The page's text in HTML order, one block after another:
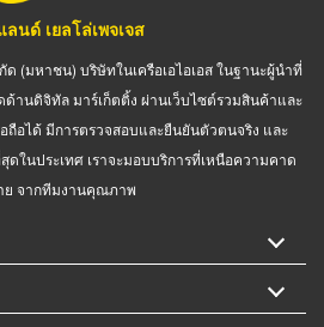
ลนด์ เยลโล่เพจเจส
ด (มหาชน) บริษัทในเครือเอไอเอส ในฐานะผู้นำที่
านดิจิทัล มาร์เก็ตติ้ง ผ่านเว็บไซต์รวมสินค้าและ
ถือได้ มีการตรวจสอบและยืนยันตัวตนจริง และ
ในประเทศ เราจะมอบบริการที่เหนือความคาด
ย จากทีมงานคุณภาพ